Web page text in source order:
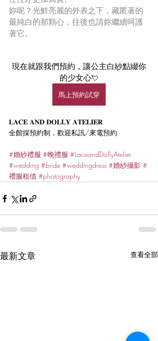
妳呢？光鮮亮麗的外表之下，藏匿著的
最純白的那顆心，往後也請妳繼續呵護
著它。
現在就跟我們預約，讓公主白紗點綴你
的少女心💘
馬上預約試穿
𝐋𝐀𝐂𝐄 𝐀𝐍𝐃 𝐃𝐎𝐋𝐋𝐘 𝐀𝐓𝐄𝐋𝐈𝐄𝐑
全館採預約制，歡迎私訊/來電預約
#婚紗禮服 #晚禮服 #LaceandDollyAtelier
#wedding #bride #weddingdress #婚紗攝影 #
禮服租借 #photography
最新文章 查看全部